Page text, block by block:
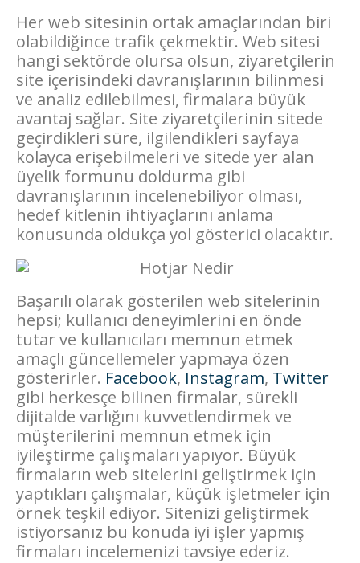
Her web sitesinin ortak amaçlarından biri
olabildiğince trafik çekmektir. Web sitesi
hangi sektörde olursa olsun, ziyaretçilerin
site içerisindeki davranışlarının bilinmesi
ve analiz edilebilmesi, firmalara büyük
avantaj sağlar. Site ziyaretçilerinin sitede
geçirdikleri süre, ilgilendikleri sayfaya
kolayca erişebilmeleri ve sitede yer alan
üyelik formunu doldurma gibi
davranışlarının incelenebiliyor olması,
hedef kitlenin ihtiyaçlarını anlama
konusunda oldukça yol gösterici olacaktır.
Başarılı olarak gösterilen web sitelerinin
hepsi; kullanıcı deneyimlerini en önde
tutar ve kullanıcıları memnun etmek
amaçlı güncellemeler yapmaya özen
gösterirler. Facebook, Instagram, Twitter
gibi herkesçe bilinen firmalar, sürekli
dijitalde varlığını kuvvetlendirmek ve
müşterilerini memnun etmek için
iyileştirme çalışmaları yapıyor. Büyük
firmaların web sitelerini geliştirmek için
yaptıkları çalışmalar, küçük işletmeler için
örnek teşkil ediyor. Sitenizi geliştirmek
istiyorsanız bu konuda iyi işler yapmış
firmaları incelemenizi tavsiye ederiz.